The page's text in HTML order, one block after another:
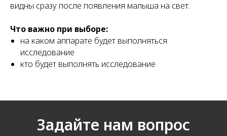
видны сразу после появления малыша на свет.
Что важно при выборе:
на каком аппарате будет выполняться
исследование
кто будет выполнять исследование
Задайте нам вопрос